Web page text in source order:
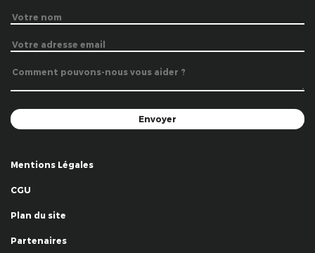
Mentions Légales
CGU
Plan du site
Partenaires